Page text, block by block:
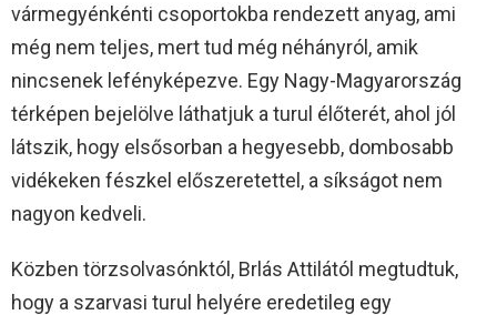
vármegyénkénti csoportokba rendezett anyag, ami
még nem teljes, mert tud még néhányról, amik
nincsenek lefényképezve. Egy Nagy-Magyarország
térképen bejelölve láthatjuk a turul élőterét, ahol jól
látszik, hogy elsősorban a hegyesebb, dombosabb
vidékeken fészkel előszeretettel, a síkságot nem
nagyon kedveli.
Közben törzsolvasónktól, Brlás Attilától megtudtuk,
hogy a szarvasi turul helyére eredetileg egy